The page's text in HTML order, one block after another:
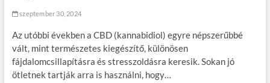
szeptember 30, 2024
Az utóbbi években a CBD (kannabidiol) egyre népszerűbbé
vált, mint természetes kiegészítő, különösen
fájdalomcsillapításra és stresszoldásra keresik. Sokan jó
ötletnek tartják arra is használni, hogy…